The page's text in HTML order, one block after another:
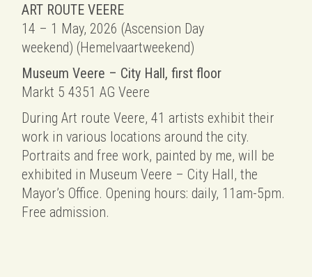
ART ROUTE VEERE
14 – 1 May, 2026 (Ascension Day
weekend) (Hemelvaartweekend)
Museum Veere – City Hall, first floor
Markt 5 4351 AG Veere
During Art route Veere, 41 artists exhibit their
work in various locations around the city.
Portraits and free work, painted by me, will be
exhibited in Museum Veere – City Hall, the
Mayor’s Office. Opening hours: daily, 11am-5pm.
Free admission.